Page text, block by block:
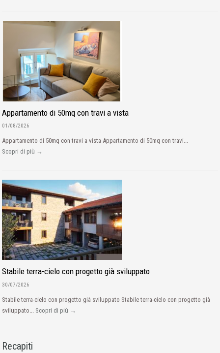
Appartamento di 50mq con travi a vista
01/08/2026
Appartamento di 50mq con travi a vista Appartamento di 50mq con travi...
Scopri di più →
Stabile terra-cielo con progetto già sviluppato
30/07/2026
Stabile terra-cielo con progetto già sviluppato Stabile terra-cielo con progetto già
sviluppato... Scopri di più →
Recapiti